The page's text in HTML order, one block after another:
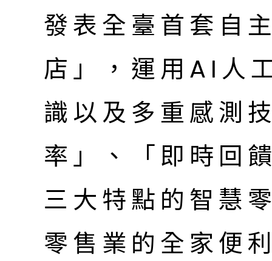
發表全臺首套自
店」，運用AI人
識以及多重感測
率」、「即時回
三大特點的智慧
零售業的全家便